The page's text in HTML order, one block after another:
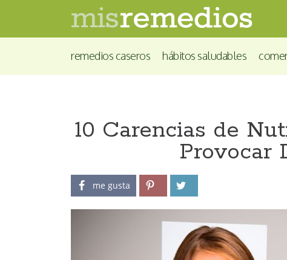
remedios caseros hábitos saludables
10 Carencias de
Provocar
me gusta